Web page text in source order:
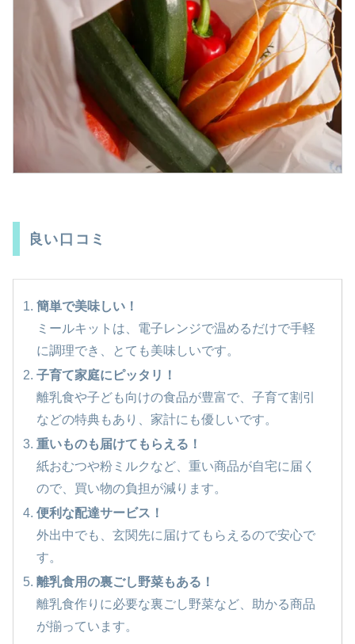
良い口コミ
簡単で美味しい！
ミールキットは、電子レンジで温めるだけで手軽
に調理でき、とても美味しいです。
子育て家庭にピッタリ！
離乳食や子ども向けの食品が豊富で、子育て割引
などの特典もあり、家計にも優しいです。
重いものも届けてもらえる！
紙おむつや粉ミルクなど、重い商品が自宅に届く
ので、買い物の負担が減ります。
便利な配達サービス！
外出中でも、玄関先に届けてもらえるので安心で
す。
離乳食用の裏ごし野菜もある！
離乳食作りに必要な裏ごし野菜など、助かる商品
が揃っています。